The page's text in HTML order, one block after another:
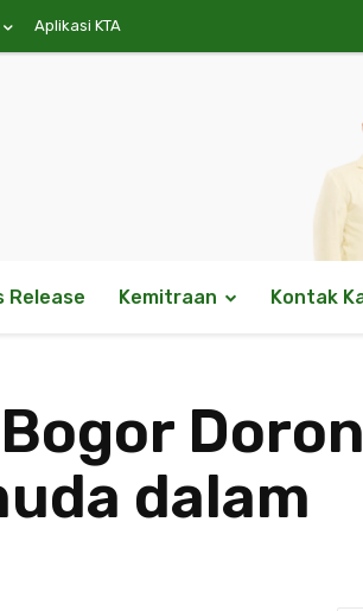
Aplikasi KTA
Release Kemitraan Kontak
dalam